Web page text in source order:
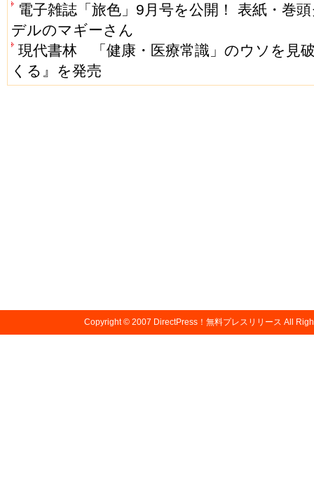
電子雑誌「旅色」9月号を公開！ 表紙・巻
デルのマギーさん
現代書林 「健康・医療常識」のウソを見
くる』を発売
Copyright © 2007 DirectPress！無料プレスリリース All